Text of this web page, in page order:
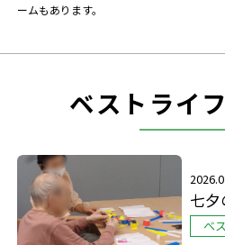
ームもあります。
ベストライ
七夕
ベ